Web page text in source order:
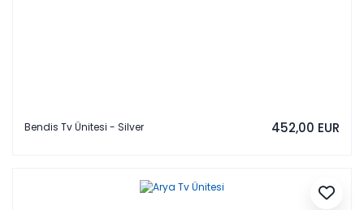
Bendis Tv Ünitesi - Silver 452,00 EUR